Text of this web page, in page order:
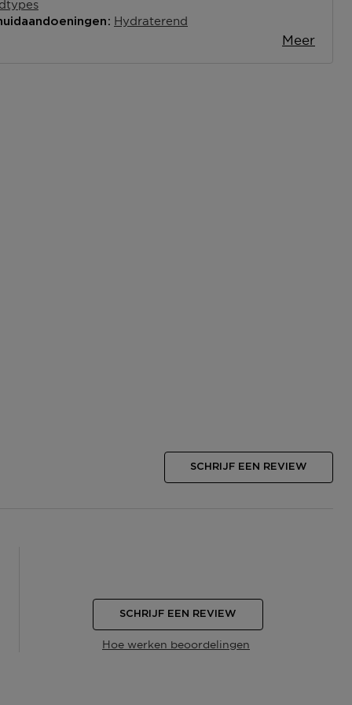
Hydraterend
Meer
SCHRIJF EEN REVIEW
Hoe werken beoordelingen
SCHRIJF EEN REVIEW